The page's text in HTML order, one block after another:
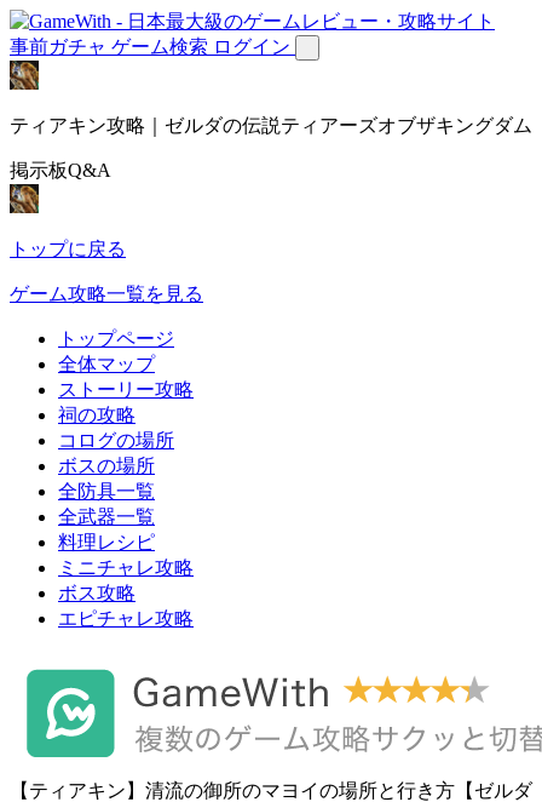
事前ガチャ ゲーム検索 ログイン
ティアキン攻略｜ゼルダの伝説ティアーズオブザキングダム
掲示板Q&A
トップに戻る
ゲーム攻略一覧を見る
トップページ
全体マップ
ストーリー攻略
祠の攻略
コログの場所
ボスの場所
全防具一覧
全武器一覧
料理レシピ
ミニチャレ攻略
ボス攻略
エピチャレ攻略
【ティアキン】清流の御所のマヨイの場所と行き方【ゼルダ